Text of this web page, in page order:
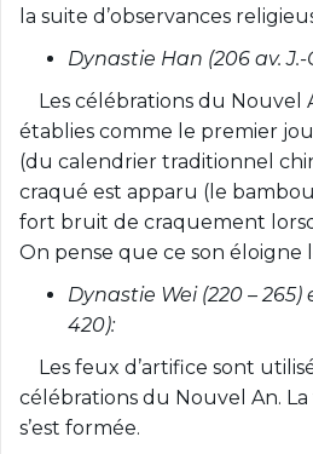
la suite d’observances
Dynastie Han (206 av. J.-
Les célébrations du Nouvel
établies comme le premier
(du calendrier traditionnel
craqué est apparu (le
fort bruit de craquement
On pense que ce son éloigne
Dynastie Wei (220 –
420):
Les feux d’artifice sont
célébrations du Nouvel An.
s’est formée.